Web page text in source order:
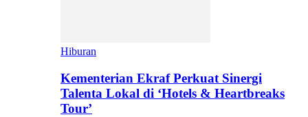
Hiburan
Kementerian Ekraf Perkuat Sinergi
Talenta Lokal di ‘Hotels & Heartbreaks
Tour’